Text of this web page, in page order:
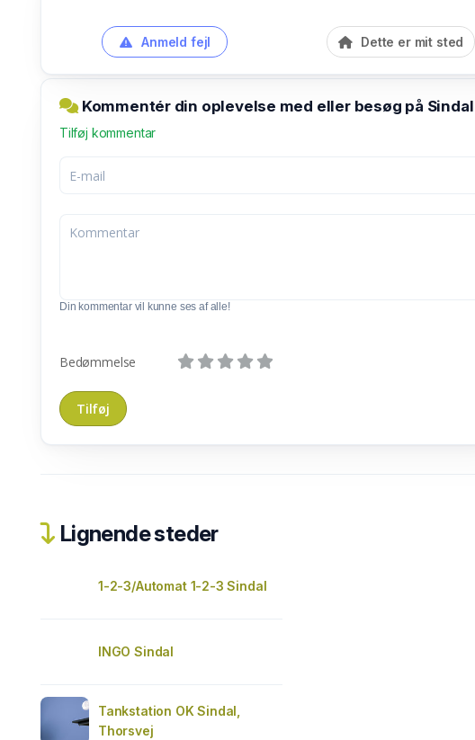
Anmeld fejl Dette er mit sted
Kommentér din oplevelse med eller besøg på Sindal
Tilføj kommentar
Din kommentar vil kunne ses af alle!
Bedømmelse
Lignende steder
1-2-3/Automat 1-2-3 Sindal
INGO Sindal
Tankstation OK Sindal,
Thorsvej